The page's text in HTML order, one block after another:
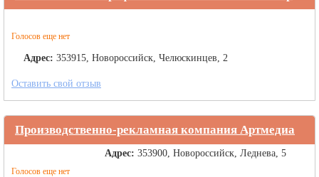
Голосов еще нет
Адрес: 353915, Новороссийск, Челюскинцев, 2
Оставить свой отзыв
Производственно-рекламная компания Артмедиа
Голосов еще нет
Адрес: 353900, Новороссийск, Леднева, 5